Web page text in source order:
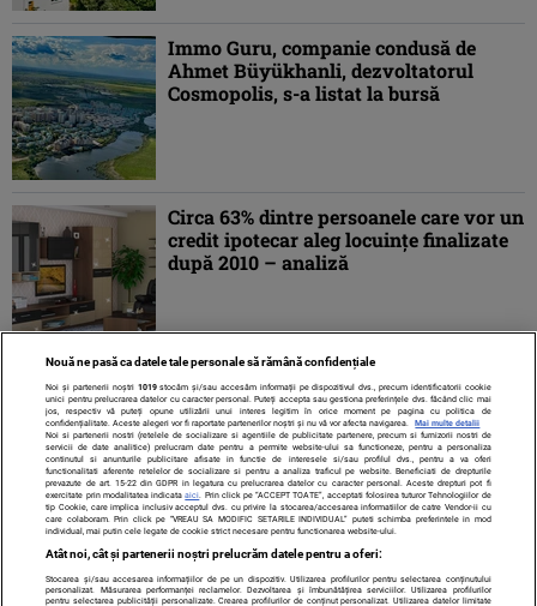
Immo Guru, companie condusă de
Ahmet Büyükhanli, dezvoltatorul
Cosmopolis, s-a listat la bursă
Circa 63% dintre persoanele care vor un
credit ipotecar aleg locuinţe finalizate
după 2010 – analiză
1 2 3 4 5 ... » ULTIMA »
Contact Despre noi Termeni și condiții
Nouă ne pasă ca datele tale personale să rămână confidențiale
Noi și partenerii noștri 1019stocăm și/sau accesăm informații pe dispozitivul dvs., precum identificatorii cookie
unici pentru prelucrarea datelor cu caracter personal. Puteți accepta sau gestiona preferințele dvs. făcând clic mai
jos, respectiv vă puteți opune utilizării unui interes legitim în orice moment pe pagina cu politica de
confidențialitate. Aceste alegeri vor fi raportate partenerilor noștri și nu vă vor afecta navigarea.
Mai multe detalii
Noi si partenerii nostri (retelele de socializare si agentiile de publicitate partenere, precum si furnizorii nostri de
servicii de date analitice) prelucram date pentru a permite website-ului sa functioneze, pentru a personaliza
continutul si anunturile publicitare afisate in functie de interesele si/sau profilul dvs., pentru a va oferi
functionalitati aferente retelelor de socializare si pentru a analiza traficul pe website. Beneficiati de drepturile
prevazute de art. 15-22 din GDPR in legatura cu prelucrarea datelor cu caracter personal. Aceste drepturi pot fi
exercitate prin modalitatea indicataaici . Prin click pe “ACCEPT TOATE”, acceptati folosirea tuturor Tehnologiilor de
tip Cookie, care implica inclusiv acceptul dvs. cu privire la stocarea/accesarea informatiilor de catre Vendor-ii cu
care colaboram. Prin click pe “VREAU SA MODIFIC SETARILE INDIVIDUAL” puteti schimba preferintele in mod
individual, mai putin cele legate de cookie strict necesare pentru functionarea website-ului.
Atât noi, cât și partenerii noștri prelucrăm datele pentru a oferi:
Stocarea și/sau accesarea informațiilor de pe un dispozitiv. Utilizarea profilurilor pentru selectarea conținutului
personalizat. Măsurarea performanței reclamelor. Dezvoltarea și îmbunătățirea serviciilor. Utilizarea profilurilor
pentru selectarea publicității personalizate. Crearea profilurilor de conținut personalizat. Utilizarea datelor limitate